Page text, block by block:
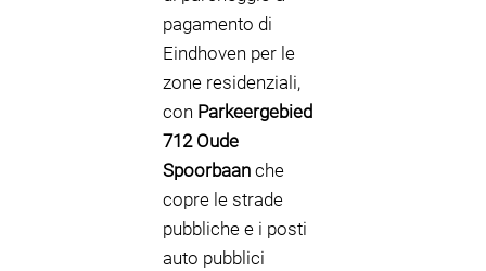
pagamento di
Eindhoven per le
zone residenziali,
con Parkeergebied
712 Oude
Spoorbaan che
copre le strade
pubbliche e i posti
auto pubblici